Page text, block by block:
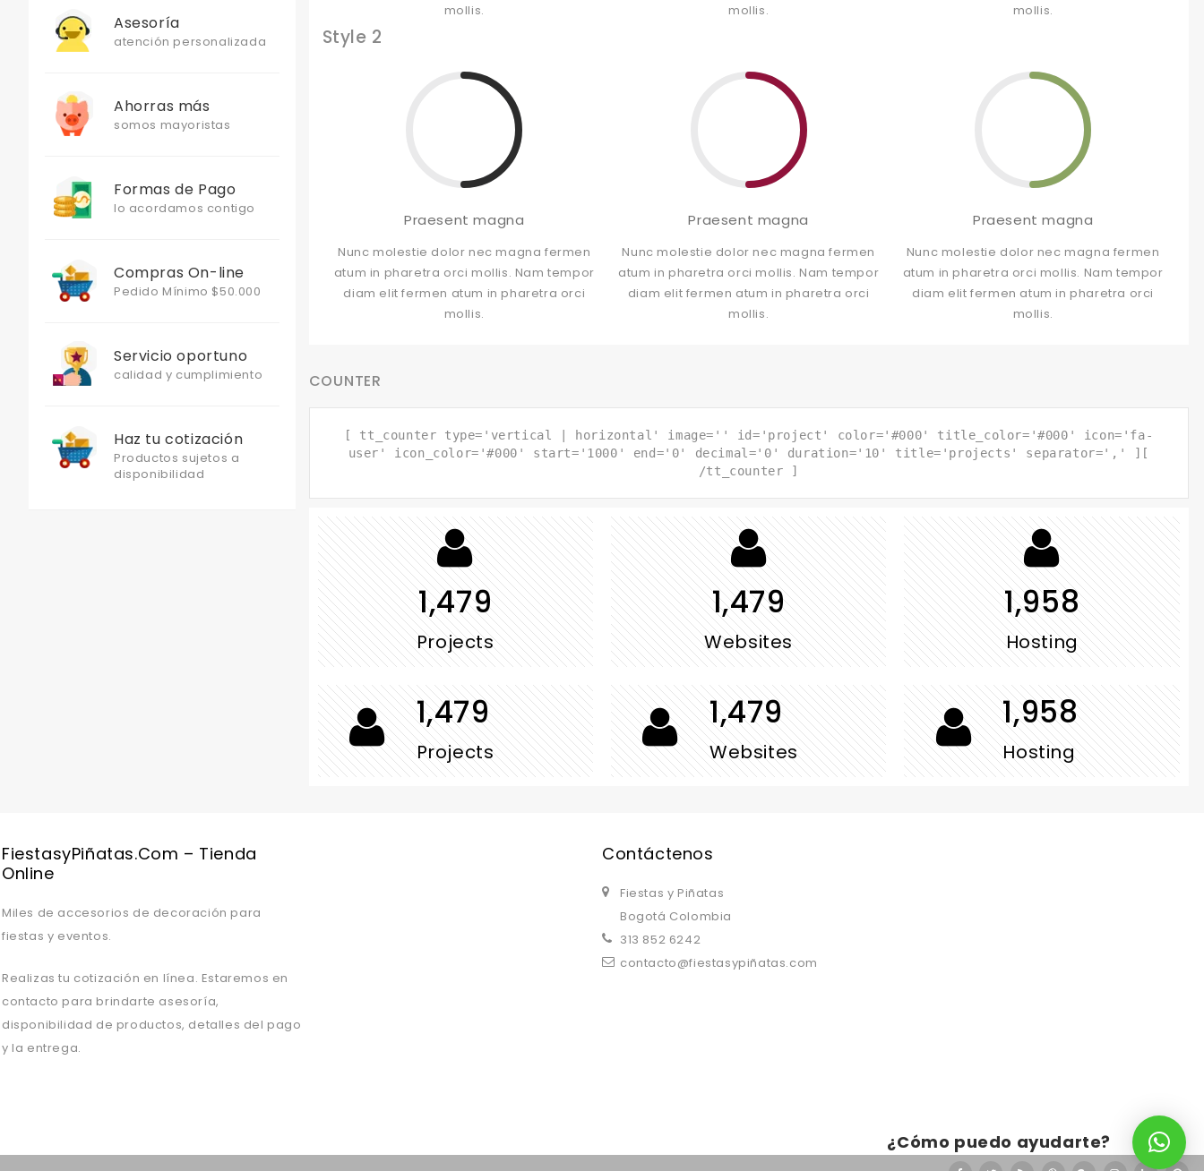
mollis.
mollis.
mollis.
Style 2
Praesent magna
Nunc molestie dolor nec magna fermen
atum in pharetra orci mollis. Nam tempor
diam elit fermen atum in pharetra orci
mollis.
Praesent magna
Nunc molestie dolor nec magna fermen
atum in pharetra orci mollis. Nam tempor
diam elit fermen atum in pharetra orci
mollis.
Praesent magna
Nunc molestie dolor nec magna fermen
atum in pharetra orci mollis. Nam tempor
diam elit fermen atum in pharetra orci
mollis.
COUNTER
[ tt_counter type='vertical | horizontal' image='' id='project' color='#000' title_color='#000' icon='fa-
user' icon_color='#000' start='1000' end='0' decimal='0' duration='10' title='projects' separator=',' ][
/tt_counter ]
1,484
Projects
1,484
Websites
1,968
Hosting
1,484
Projects
1,484
Websites
1,968
Hosting
Asesoría
atención personalizada
Ahorras más
somos mayoristas
Formas de Pago
lo acordamos contigo
Compras On-line
Pedido Mínimo $50.000
Servicio oportuno
calidad y cumplimiento
Haz tu cotización
Productos sujetos a
disponibilidad
FiestasyPiñatas.com – Tienda
Online
Miles de accesorios de decoración para
fiestas y eventos.
Realizas tu cotización en línea. Estaremos en
contacto para brindarte asesoría,
disponibilidad de productos, detalles del pago
y la entrega.
Contáctenos
Fiestas y Piñatas
Bogotá Colombia
313 852 6242
contacto@fiestasypiñatas.com
¿Cómo puedo ayudarte?